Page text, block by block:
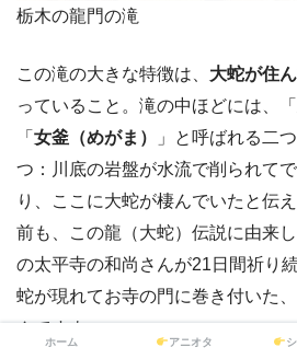
栃木の龍門の滝
この滝の大きな特徴は、 大蛇が住
っていること。滝の中ほどには、「
「 女釜（めがま）
」と呼ばれる二
つ：川底の岩盤が水流で削られて
り、ここに大蛇が棲んでいたと伝
前も、この龍（大蛇）伝説に由来
の太平寺の和尚さんが21日間祈り
蛇が現れてお寺の門に巻き付いた
んですよ。
ホーム アニオタ